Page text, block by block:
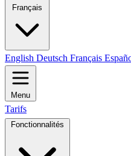
Français
English Deutsch Français
Menu
Tarifs
Fonctionnalités